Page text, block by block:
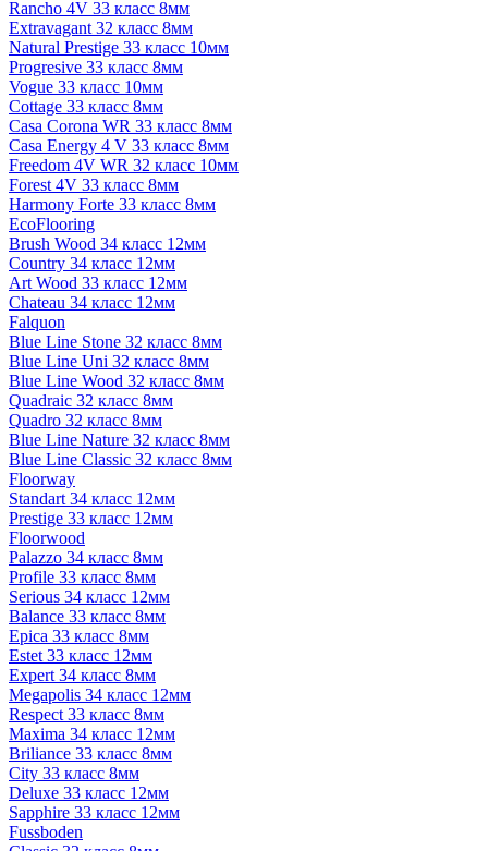
Rancho 4V 33 класс 8мм
Extravagant 32 класс 8мм
Natural Prestige 33 класс 10мм
Progresive 33 класс 8мм
Vogue 33 класс 10мм
Cottage 33 класс 8мм
Casa Corona WR 33 класс 8мм
Casa Energy 4 V 33 класс 8мм
Freedom 4V WR 32 класс 10мм
Forest 4V 33 класс 8мм
Harmony Forte 33 класс 8мм
EcoFlooring
Brush Wood 34 класс 12мм
Country 34 класс 12мм
Art Wood 33 класс 12мм
Chateau 34 класс 12мм
Falquon
Blue Line Stone 32 класс 8мм
Blue Line Uni 32 класс 8мм
Blue Line Wood 32 класс 8мм
Quadraic 32 класс 8мм
Quadro 32 класс 8мм
Blue Line Nature 32 класс 8мм
Blue Line Classic 32 класс 8мм
Floorway
Standart 34 класс 12мм
Prestige 33 класс 12мм
Floorwood
Palazzo 34 класс 8мм
Profile 33 класс 8мм
Serious 34 класс 12мм
Balance 33 класс 8мм
Epica 33 класс 8мм
Estet 33 класс 12мм
Expert 34 класс 8мм
Megapolis 34 класс 12мм
Respect 33 класс 8мм
Maxima 34 класс 12мм
Briliance 33 класс 8мм
City 33 класс 8мм
Deluxe 33 класс 12мм
Sapphire 33 класс 12мм
Fussboden